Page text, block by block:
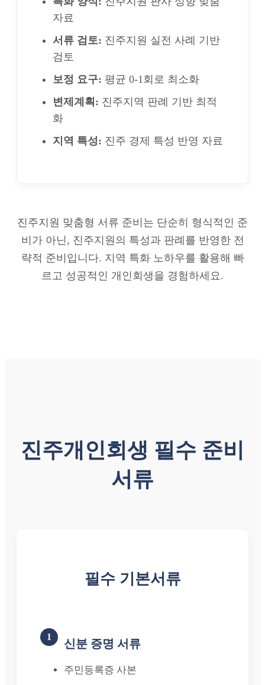
자료
서류 검토: 진주지원 실전 사례 기반
검토
보정 요구: 평균 0-1회로 최소화
변제계획: 진주지역 판례 기반 최적
화
지역 특성: 진주 경제 특성 반영 자료
진주지원 맞춤형 서류 준비는 단순히 형식적인 준
비가 아닌, 진주지원의 특성과 판례를 반영한 전
략적 준비입니다. 지역 특화 노하우를 활용해 빠
르고 성공적인 개인회생을 경험하세요.
진주개인회생 필수 준비
서류
필수 기본서류
1
신분 증명 서류
주민등록증 사본